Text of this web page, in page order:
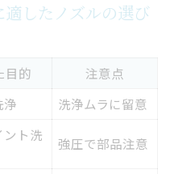
したノズルの選び
目的
注意点
浄 洗浄ムラに留意
ント洗
強圧で部品注意